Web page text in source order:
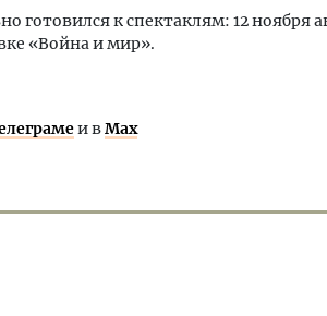
готовился к спектаклям: 12 ноября
«Война и мир».
и вMax